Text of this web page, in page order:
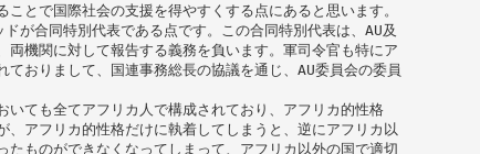
ことで国際社会の支援を得やすくする点にあると思います。
ドが合同特別代表である点です。この合同特別代表は、AU及
両機関に対して報告する義務を負います。軍司令官も特にア
ておりまして、国連事務総長の協議を通じ、AU委員会の委員
いても全てアフリカ人で構成されており、アフリカ的性格
、アフリカ的性格だけに執着してしまうと、逆にアフリカ以
たものができなくなってしまって、アフリカ以外の国で適切